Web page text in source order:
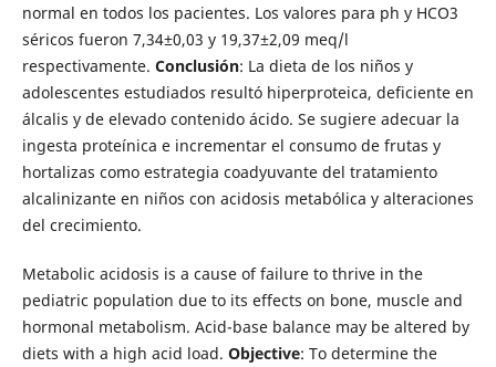
normal en todos los pacientes. Los valores para ph y HCO3
séricos fueron 7,34±0,03 y 19,37±2,09 meq/l
respectivamente. Conclusión: La dieta de los niños y
adolescentes estudiados resultó hiperproteica, deficiente en
álcalis y de elevado contenido ácido. Se sugiere adecuar la
ingesta proteínica e incrementar el consumo de frutas y
hortalizas como estrategia coadyuvante del tratamiento
alcalinizante en niños con acidosis metabólica y alteraciones
del crecimiento.
Metabolic acidosis is a cause of failure to thrive in the
pediatric population due to its effects on bone, muscle and
hormonal metabolism. Acid-base balance may be altered by
diets with a high acid load. Objective: To determine the